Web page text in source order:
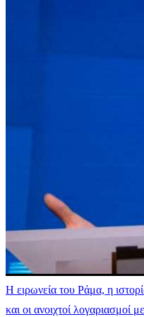
Η ειρωνεία του Ράμα, η
και οι ανοιχτοί λογαριασμοί με